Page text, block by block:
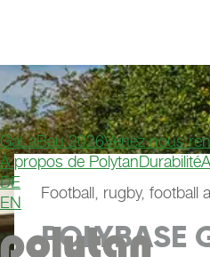
GaLaBau 2026Venez nous
À propos de PolytanDurabilité
DE
EN
Football, rugby, football
POLYBASE